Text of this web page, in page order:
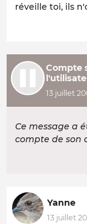
réveille toi, ils
Compte
13 juillet
Ce message a
compte de son
Yanne
13 juillet